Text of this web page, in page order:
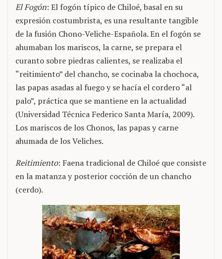
El Fogón: El fogón típico de Chiloé, basal en su
expresión costumbrista, es una resultante tangible
de la fusión Chono-Veliche-Española. En el fogón se
ahumaban los mariscos, la carne, se prepara el
curanto sobre piedras calientes, se realizaba el
“reitimiento” del chancho, se cocinaba la chochoca,
las papas asadas al fuego y se hacía el cordero “al
palo”, práctica que se mantiene en la actualidad
(Universidad Técnica Federico Santa María, 2009).
Los mariscos de los Chonos, las papas y carne
ahumada de los Veliches.
Reitimiento: Faena tradicional de Chiloé que consiste
en la matanza y posterior cocción de un chancho
(cerdo).